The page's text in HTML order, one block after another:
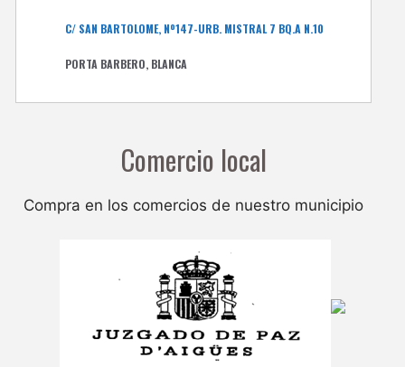
C/ SAN BARTOLOME, Nº147-URB. MISTRAL 7 BQ.A N.10
PORTA BARBERO, BLANCA
Comercio local
Compra en los comercios de nuestro municipio